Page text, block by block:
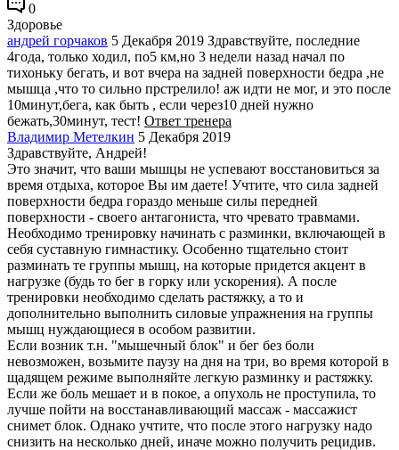
0
Здоровье
андрей горчаков 5 Декабря 2019 Здравствуйте, последние
4года, только ходил, по5 км,но 3 недели назад начал по
тихоньку бегать, и вот вчера на задней поверхности бедра ,не
мышца ,что то сильно прстрелило! аж идти не мог, и это после
10минут,бега, как быть , если через10 дней нужно
бежать,30минут, тест! Ответ тренера
Владимир Метелкин 5 Декабря 2019
Здравствуйте, Андрей!
Это значит, что ваши мышцы не успевают восстановиться за
время отдыха, которое Вы им даете! Учтите, что сила задней
поверхности бедра гораздо меньше силы передней
поверхности - своего антагониста, что чревато травмами.
Необходимо тренировку начинать с разминки, включающей в
себя суставную гимнастику. Особенно тщательно стоит
разминать те группы мышц, на которые придется акцент в
нагрузке (будь то бег в горку или ускорения). А после
тренировки необходимо сделать растяжку, а то и
дополнительно выполнить силовые упражнения на группы
мышц нуждающиеся в особом развитии.
Если возник т.н. "мышечный блок" и бег без боли
невозможен, возьмите паузу на дня на три, во время которой в
щадящем режиме выполняйте легкую разминку и растяжку.
Если же боль мешает и в покое, а опухоль не проступила, то
лучше пойти на восстанавливающий массаж - массажист
снимет блок. Однако учтите, что после этого нагрузку надо
снизить на несколько дней, иначе можно получить рецидив.